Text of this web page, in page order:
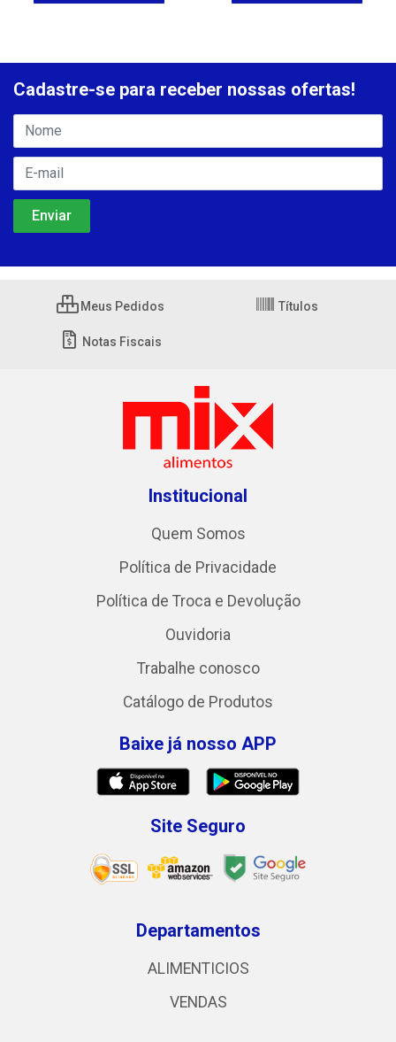
Cadastre-se para receber nossas ofertas!
Meus Pedidos Títulos
Notas Fiscais
Institucional
Quem Somos
Política de Privacidade
Política de Troca e Devolução
Ouvidoria
Trabalhe conosco
Catálogo de Produtos
Baixe já nosso APP
Site Seguro
Departamentos
ALIMENTICIOS
VENDAS